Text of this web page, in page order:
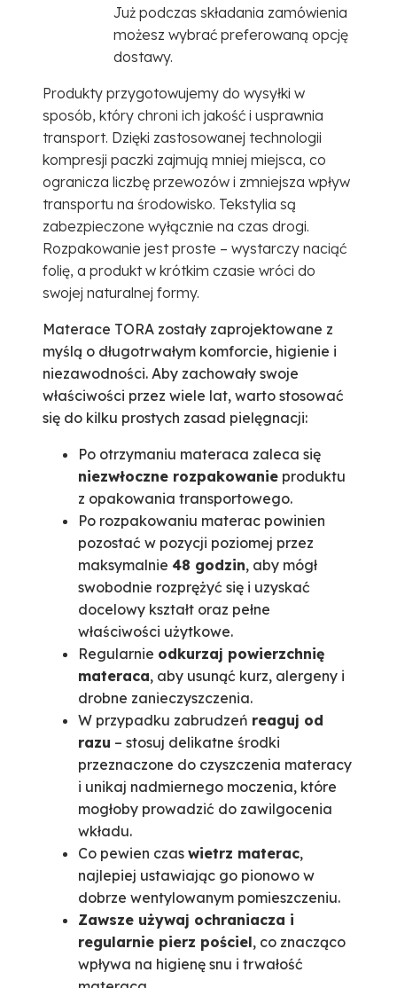
Już podczas składania zamówienia
możesz wybrać preferowaną opcję
dostawy.
Produkty przygotowujemy do wysyłki w
sposób, który chroni ich jakość i usprawnia
transport. Dzięki zastosowanej technologii
kompresji paczki zajmują mniej miejsca, co
ogranicza liczbę przewozów i zmniejsza wpływ
transportu na środowisko. Tekstylia są
zabezpieczone wyłącznie na czas drogi.
Rozpakowanie jest proste – wystarczy naciąć
folię, a produkt w krótkim czasie wróci do
swojej naturalnej formy.
Materace TORA zostały zaprojektowane z
myślą o długotrwałym komforcie, higienie i
niezawodności. Aby zachowały swoje
właściwości przez wiele lat, warto stosować
się do kilku prostych zasad pielęgnacji:
Po otrzymaniu materaca zaleca się
niezwłoczne rozpakowanie produktu
z opakowania transportowego.
Po rozpakowaniu materac powinien
pozostać w pozycji poziomej przez
maksymalnie 48 godzin, aby mógł
swobodnie rozprężyć się i uzyskać
docelowy kształt oraz pełne
właściwości użytkowe.
Regularnie odkurzaj powierzchnię
materaca, aby usunąć kurz, alergeny i
drobne zanieczyszczenia.
W przypadku zabrudzeń reaguj od
razu – stosuj delikatne środki
przeznaczone do czyszczenia materacy
i unikaj nadmiernego moczenia, które
mogłoby prowadzić do zawilgocenia
wkładu.
Co pewien czas wietrz materac,
najlepiej ustawiając go pionowo w
dobrze wentylowanym pomieszczeniu.
Zawsze używaj ochraniacza i
regularnie pierz pościel, co znacząco
wpływa na higienę snu i trwałość